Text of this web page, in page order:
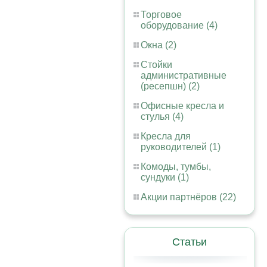
Торговое
оборудование (4)
Окна (2)
Стойки
административные
(ресепшн) (2)
Офисные кресла и
стулья (4)
Кресла для
руководителей (1)
Комоды, тумбы,
сундуки (1)
Акции партнёров (22)
Статьи